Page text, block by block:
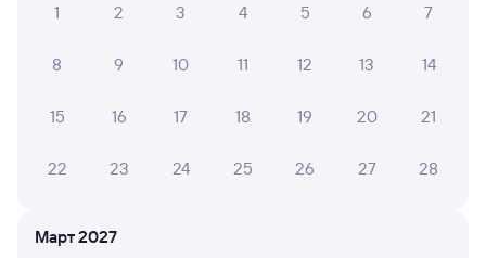
Выбор любимых мест на схемах вагонов
Подробные ответы на вопросы о поездке или
СМС-сопровождение до посадки в поезд
Оформление без регистрации на сайте
Частые вопросы
1
2 3 4 5 6 7
8 9 10 11 12 13 14
15 16 17 18 19 20 21
22 23 24 25 26 27 28
Март 2027